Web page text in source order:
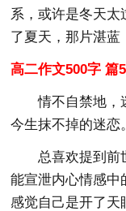
系，或许是冬天太
了夏天，那片湛蓝
高二作文500字 篇5
情不自禁地，
今生抹不掉的迷恋。
总喜欢提到前
能宣泄内心情感中
感觉自己是开了天